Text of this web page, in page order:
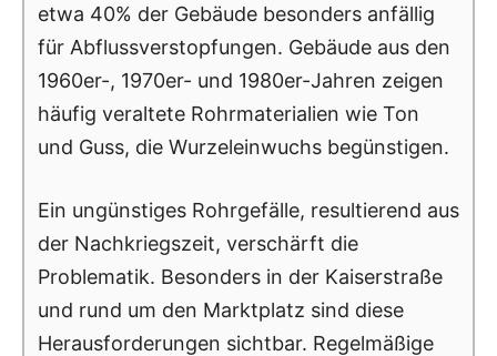
etwa 40% der Gebäude besonders anfällig
für Abflussverstopfungen. Gebäude aus den
1960er-, 1970er- und 1980er-Jahren zeigen
häufig veraltete Rohrmaterialien wie Ton
und Guss, die Wurzeleinwuchs begünstigen.
Ein ungünstiges Rohrgefälle, resultierend aus
der Nachkriegszeit, verschärft die
Problematik. Besonders in der Kaiserstraße
und rund um den Marktplatz sind diese
Herausforderungen sichtbar. Regelmäßige